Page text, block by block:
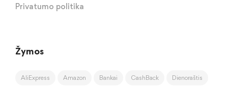
Privatumo politika
Žymos
AliExpress Amazon Bankai CashBack Dienoraštis